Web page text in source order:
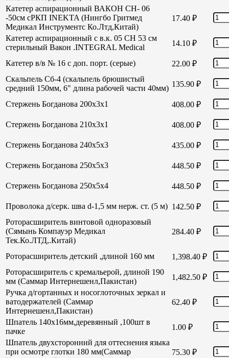
Катетер аспирационный ВАКОН СН- 06
-50см сРКП INEKTA (Нингбо Гритмед
Медикал Инструментс Ко.Лтд,Китай)
17.40 ₽
Катетер аспирационный с в.к. 05 СН 53 см
стерильный Вакон .INTEGRAL Medical
14.10 ₽
Катетер в/в № 16 с доп. порт. (серые) 22.00 ₽
Скальпель Сб-4 (скальпель брюшистый
средний 150мм, 6" длина рабочей части 40мм) 135.90 ₽
Стержень Богданова 200х3х1 408.00 ₽
Стержень Богданова 210х3х1 408.00 ₽
Стержень Богданова 240х5х3 435.00 ₽
Стержень Богданова 250х5х3 448.50 ₽
Стержень Богданова 250х5х4 448.50 ₽
Проволока д/серк. шва d-1,5 мм нерж. ст. (5 м) 142.50 ₽
Роторасширитель винтовой одноразовый
(Сямынь Компауэр Медикал
Тек.Ко.ЛТД,.Китай)
284.40 ₽
Роторасширитель детский ,длиной 160 мм 1,398.40 ₽
Роторасширитель с кремальерой, длиной 190
мм (Саммар Интернешенл,Пакистан)
1,482.50 ₽
Ручка д/гортанных и носоглоточных зеркал и
ватодержателей (Саммар
Интернешенл,Пакистан)
62.40 ₽
Шпатель 140х16мм,деревянный ,100шт в
пачке
1.00 ₽
Шпатель двухсторонний для оттеснения языка
при осмотре глотки 180 мм(Саммар
75.30 ₽